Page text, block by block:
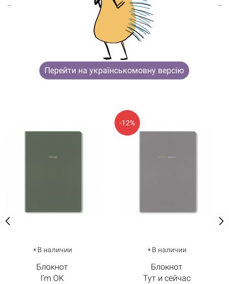
ВОЗМОЖНО, ТЕБЯ ТАКЖЕ
ЗАИНТЕРЕСУЮТ
В наличии
Блокнот
I’m OK
-12%
В наличии
Блокнот
Тут и сейчас
Перейти на українськомовну версію